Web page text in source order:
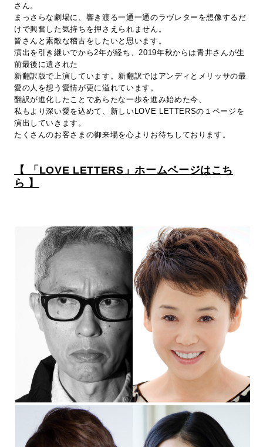
さん。
まっさらな劇場に、響き渡る一通一通のラヴレターを想像するだ
けで興奮した気持ちを押さえられません。
皆さんと素敵な稽古をしたいと思います。
演出を引き継いでから2年が経ち、2019年秋からは青井さんが生
前最後に遺された
新翻訳版で上演しています。新翻訳ではアンディとメリッサの最
愛の人を想う愛情が更に溢れています。
翻訳が進化したことであらたな一歩を進み始めた今、
私もより深い愛を込めて、新しいLOVE LETTERSの１ページを
演出していきます。
たくさんのお客さまの御来場を心よりお待ちしております。
【 「LOVE LETTERS」ホームページはこち
ら 】